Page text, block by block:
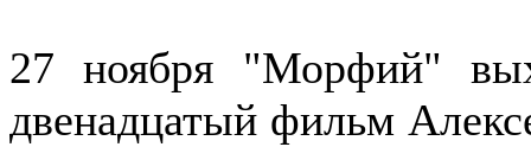
27 ноября "Морфий"
двенадцатый фильм